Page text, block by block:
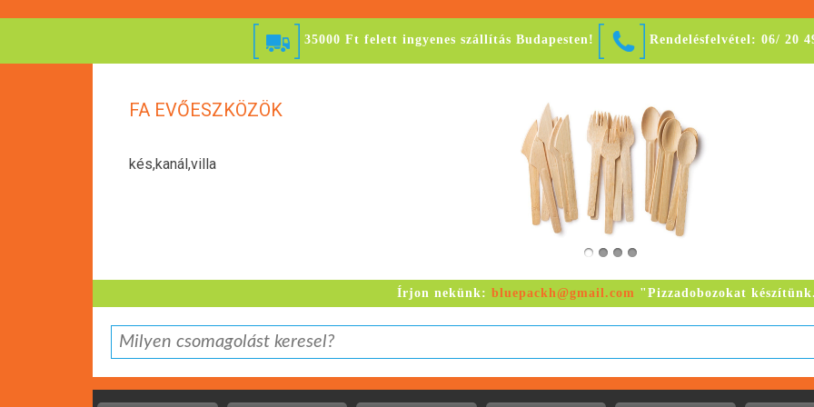
35000 Ft felett ingyenes szállítás Budapesten! Rendelésfelvétel: 06/ 20
FA EVŐESZKÖZÖK
kés,kanál,villa
Írjon nekünk: bluepackh@gmail.com "Pizzadobozokat